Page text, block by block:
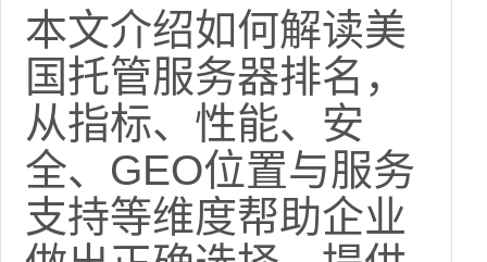
出正确选择
本文介绍如何解读美
国托管服务器排名，
从指标、性能、安
全、GEO位置与服务
支持等维度帮助企业